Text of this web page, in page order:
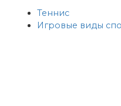
Теннис
Игровые виды